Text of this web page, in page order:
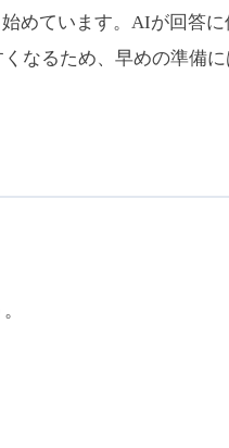
めています。AIが回答
なるため、早めの準備に